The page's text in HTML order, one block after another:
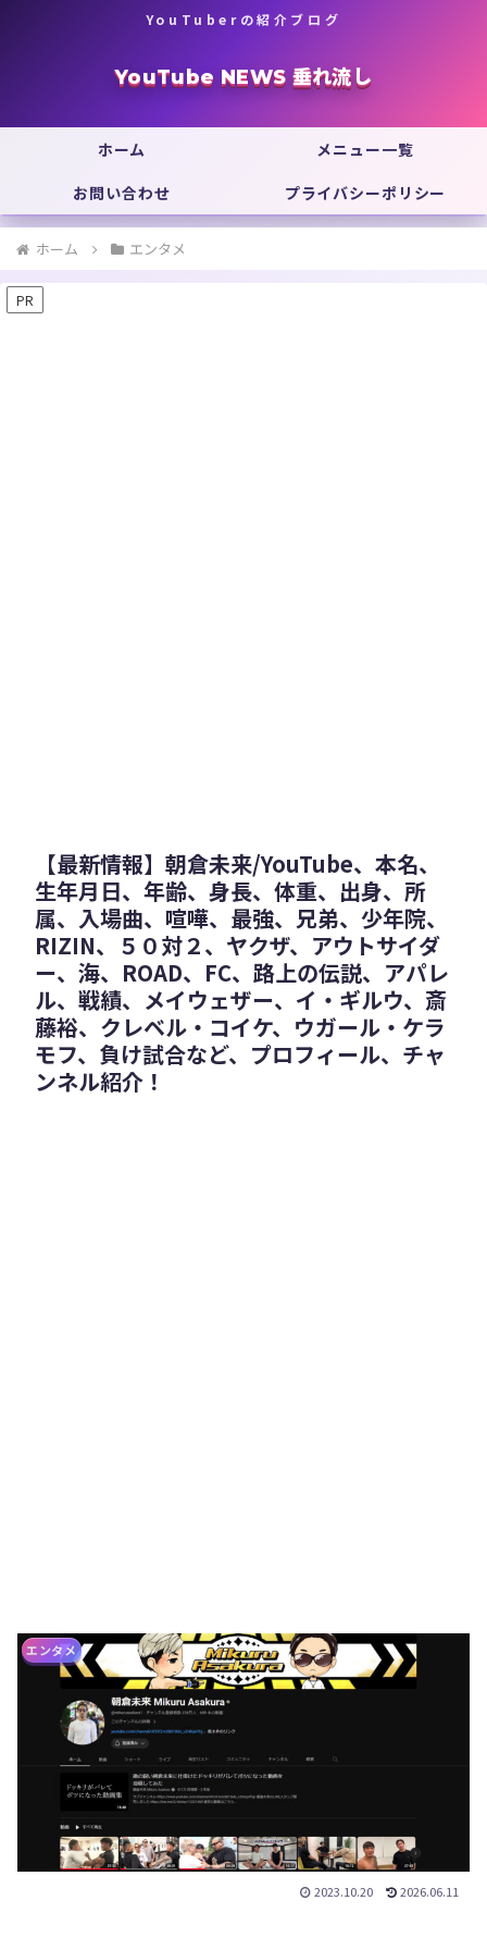
YouTuberの紹介ブログ
YouTube NEWS 垂れ流し
ホーム
メニュー一覧
お問い合わせ
プライバシーポリシー
ホーム エンタメ
PR
【最新情報】朝倉未来/YouTube、本名、
生年月日、年齢、身長、体重、出身、所
属、入場曲、喧嘩、最強、兄弟、少年院、
RIZIN、５０対２、ヤクザ、アウトサイダ
ー、海、ROAD、FC、路上の伝説、アパレ
ル、戦績、メイウェザー、イ・ギルウ、斎
藤裕、クレベル・コイケ、ウガール・ケラ
モフ、負け試合など、プロフィール、チャ
ンネル紹介！
エンタメ
2023.10.20 2026.06.11